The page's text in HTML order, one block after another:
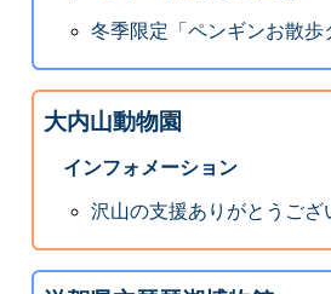
冬季限定「ペンギンお散歩
大内山動物園
インフォメーション
沢山の支援ありがとうござ